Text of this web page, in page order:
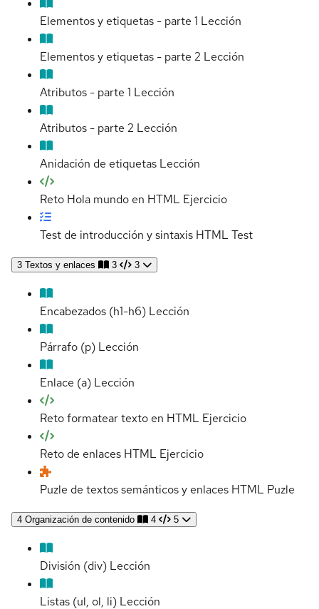
Elementos y etiquetas - parte 1 Lección
Elementos y etiquetas - parte 2 Lección
Atributos - parte 1 Lección
Atributos - parte 2 Lección
Anidación de etiquetas Lección
Reto Hola mundo en HTML Ejercicio
Test de introducción y sintaxis HTML Test
3 Textos y enlaces 3 3
Encabezados (h1-h6) Lección
Párrafo (p) Lección
Enlace (a) Lección
Reto formatear texto en HTML Ejercicio
Reto de enlaces HTML Ejercicio
Puzle de textos semánticos y enlaces HTML Puzle
4 Organización de contenido 4 5
División (div) Lección
Listas (ul, ol, li) Lección